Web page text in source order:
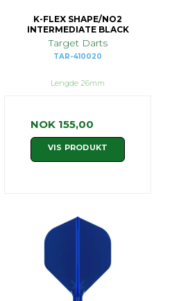
K-FLEX SHAPE/NO2
INTERMEDIATE BLACK
Target Darts
TAR-410020
Lengde 26mm
NOK 155,00
VIS PRODUKT